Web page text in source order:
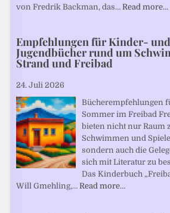
von Fredrik Backman, das… Read more…
Empfehlungen für Kinder- und
Jugendbücher rund um
Strand und Freibad
24. Juli 2026
Bücherempfehlungen
Sommer im Freibad
bieten nicht nur Raum
Schwimmen und
sondern auch die
sich mit Literatur zu
Das Kinderbuch
Will Gmehling,… Read more…